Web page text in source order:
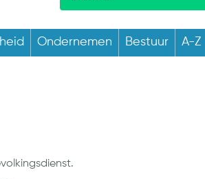
Ondernemen Bestuur A-Z